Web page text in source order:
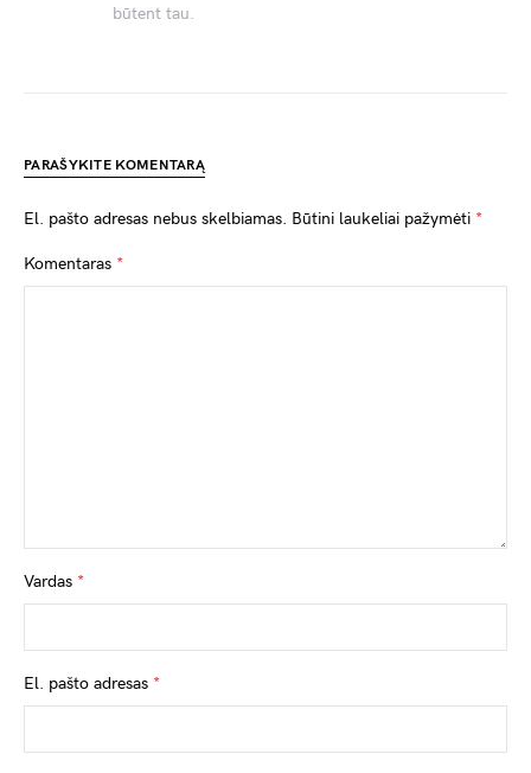
būtent tau.
PARAŠYKITE KOMENTARĄ
El. pašto adresas nebus skelbiamas. Būtini laukeliai pažymėti *
Komentaras *
Vardas *
El. pašto adresas *